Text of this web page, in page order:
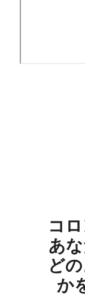
コ
あ
ど
か